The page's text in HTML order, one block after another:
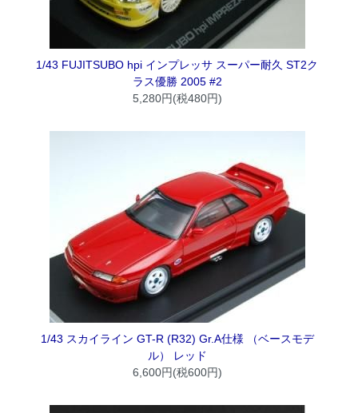
1/43 FUJITSUBO hpi インプレッサ スーパー耐久 ST2ク
ラス優勝 2005 #2
5,280円(税480円)
1/43 スカイライン GT-R (R32) Gr.A仕様 （ベースモデ
ル） レッド
6,600円(税600円)